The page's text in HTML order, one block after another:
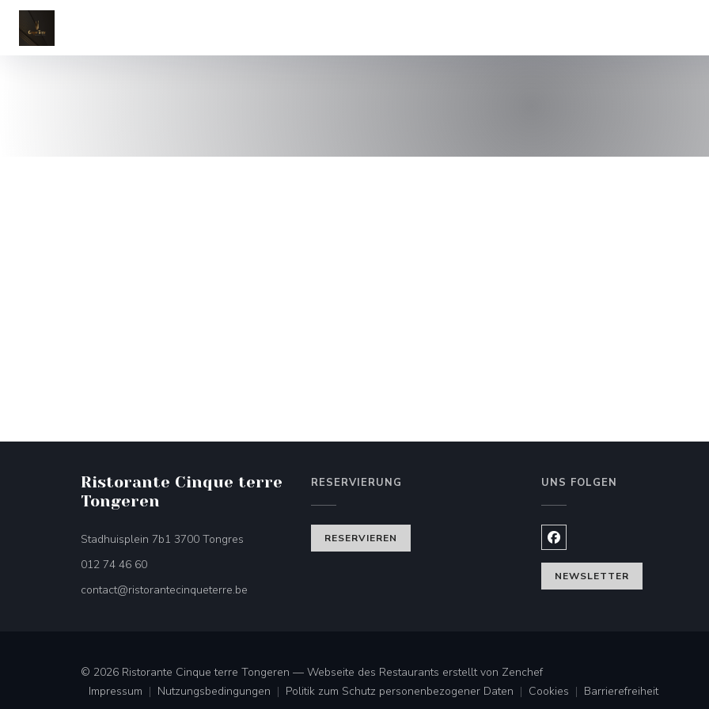
Ristorante Cinque terre
Tongeren
Stadhuisplein 7b1 3700 Tongres ((öffnet ein neues Fenster))
012 74 46 60
contact@ristorantecinqueterre.be
RESERVIERUNG
RESERVIEREN
UNS FOLGEN
Facebook ((öffnet ein neues
NEWSLETTER
© 2026 Ristorante Cinque terre Tongeren — Webseite des Restaurants erstellt von Zenchef((öffnet ein neues Fenster))
Impressum
((öffnet ein neues Fenster))
Nutzungsbedingungen
((öffnet ein neues Fenster))
Politik zum Schutz personenbezogener Daten
((öffnet ein neues Fenster))
Cookies
((öffnet ein neues Fenster))
Barrierefreiheit
((öffnet ein neues